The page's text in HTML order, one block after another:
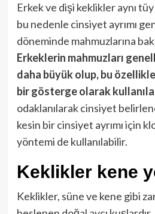
Erkek ve dişi keklikler aynı
bu nedenle cinsiyet ayrımı
döneminde mahmuzlarına
Erkeklerin mahmuzları
daha büyük olup, bu
bir gösterge olarak
odaklanılarak cinsiyet
kesin bir cinsiyet ayrımı için
yöntemi de kullanılabilir.
Keklikler kene
Keklikler, süne ve kene gibi